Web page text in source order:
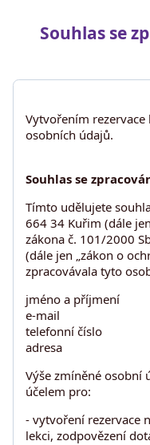
Souhlas se
Vytvořením rezervace
osobních údajů.
Souhlas se
Tímto udělujete
664 34 Kuřim (dále
zákona č. 101/2000
(dále jen „zákon o
zpracovávala tyto
jméno a příjmení
e-mail
telefonní číslo
adresa
Výše zmíněné osobní
účelem pro:
- vytvoření rezervace
lekci, zodpovězení